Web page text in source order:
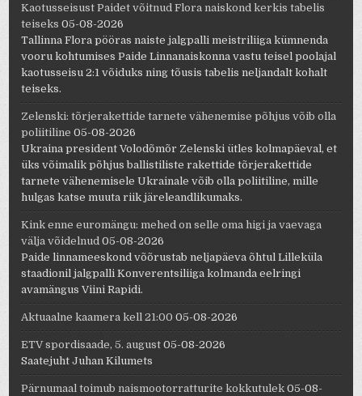
Kaotusseisust Paidet võitnud Flora naiskond kerkis tabelis
teiseks 05-08-2026
Tallinna Flora pööras naiste jalgpalli meistriliiga kümnenda
vooru kohtumises Paide Linnanaiskonna vastu teisel poolajal
kaotusseisu 2:1 võiduks ning tõusis tabelis neljandalt kohalt
teiseks.
Zelenski: tõrjerakettide tarnete vähenemise põhjus võib olla
poliitiline 05-08-2026
Ukraina president Volodõmõr Zelenski ütles kolmapäeval, et
üks võimalik põhjus ballistiliste rakettide tõrjerakettide
tarnete vähenemisele Ukrainale võib olla poliitiline, mille
hulgas katse muuta riik järeleandlikumaks.
Kink enne euromängu: mehed on selle oma higi ja vaevaga
välja võidelnud 05-08-2026
Paide linnameeskond võõrustab neljapäeva õhtul Lilleküla
staadionil jalgpalli Konverentsiliiga kolmanda eelringi
avamängus Viini Rapidi.
Aktuaalne kaamera kell 21:00 05-08-2026
ETV spordisaade, 5. august 05-08-2026
Saatejuht Juhan Kilumets
Pärnumaal toimub naismootorratturite kokkutulek 05-08-